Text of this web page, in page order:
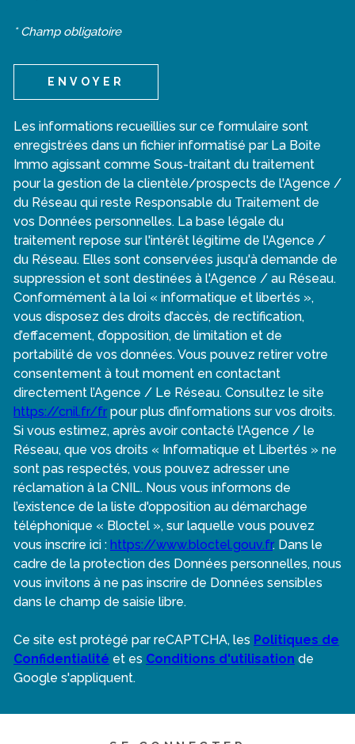
* Champ obligatoire
ENVOYER
Les informations recueillies sur ce formulaire sont
enregistrées dans un fichier informatisé par La Boite
Immo agissant comme Sous-traitant du traitement
pour la gestion de la clientèle/prospects de l'Agence /
du Réseau qui reste Responsable du Traitement de
vos Données personnelles. La base légale du
traitement repose sur l'intérêt légitime de l'Agence /
du Réseau. Elles sont conservées jusqu'à demande de
suppression et sont destinées à l'Agence / au Réseau.
Conformément à la loi « informatique et libertés »,
vous disposez des droits d’accès, de rectification,
d’effacement, d’opposition, de limitation et de
portabilité de vos données. Vous pouvez retirer votre
consentement à tout moment en contactant
directement l’Agence / Le Réseau. Consultez le site
https://cnil.fr/fr pour plus d’informations sur vos droits.
Si vous estimez, après avoir contacté l'Agence / le
Réseau, que vos droits « Informatique et Libertés » ne
sont pas respectés, vous pouvez adresser une
réclamation à la CNIL. Nous vous informons de
l’existence de la liste d'opposition au démarchage
téléphonique « Bloctel », sur laquelle vous pouvez
vous inscrire ici : https://www.bloctel.gouv.fr. Dans le
cadre de la protection des Données personnelles, nous
vous invitons à ne pas inscrire de Données sensibles
dans le champ de saisie libre.
Ce site est protégé par reCAPTCHA, les Politiques de
Confidentialité et es Conditions d'utilisation de
Google s'appliquent.